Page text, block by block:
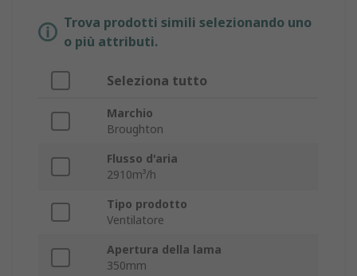
Trova prodotti simili selezionando uno
o più attributi.
Seleziona tutto
Marchio
Broughton
Flusso d'aria
2910m³/h
Tipo prodotto
Ventilatore
Apertura della lama
350mm